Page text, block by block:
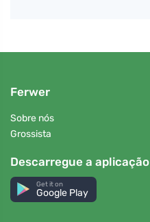
Ferwer
Sobre nós
Grossista
Descarregue a aplicação
Get it on
Google Play